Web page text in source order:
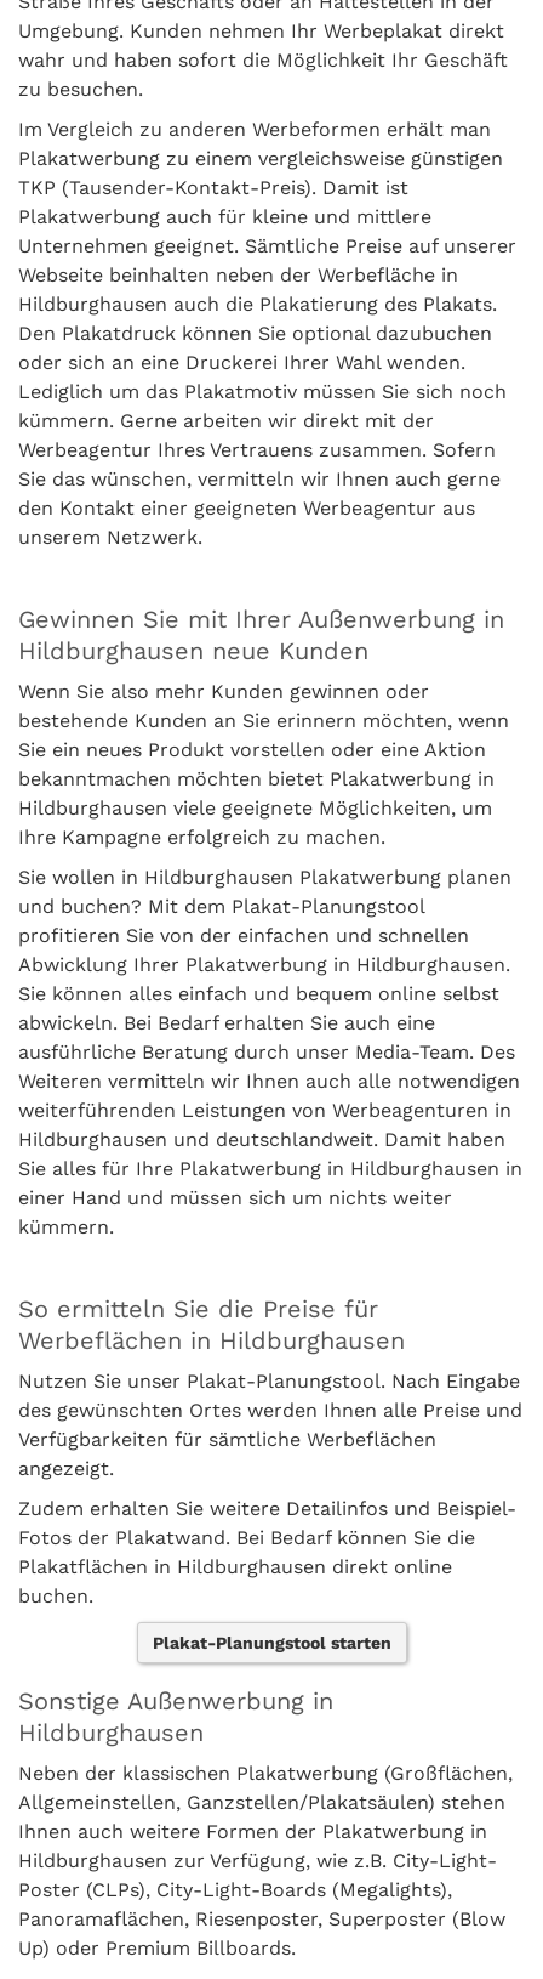
Umgebung. Kunden nehmen Ihr Werbeplakat direkt
wahr und haben sofort die Möglichkeit Ihr Geschäft
zu besuchen.
Im Vergleich zu anderen Werbeformen erhält man
Plakatwerbung zu einem vergleichsweise günstigen
TKP (Tausender-Kontakt-Preis). Damit ist
Plakatwerbung auch für kleine und mittlere
Unternehmen geeignet. Sämtliche Preise auf unserer
Webseite beinhalten neben der Werbefläche in
Hildburghausen auch die Plakatierung des Plakats.
Den Plakatdruck können Sie optional dazubuchen
oder sich an eine Druckerei Ihrer Wahl wenden.
Lediglich um das Plakatmotiv müssen Sie sich noch
kümmern. Gerne arbeiten wir direkt mit der
Werbeagentur Ihres Vertrauens zusammen. Sofern
Sie das wünschen, vermitteln wir Ihnen auch gerne
den Kontakt einer geeigneten Werbeagentur aus
unserem Netzwerk.
Gewinnen Sie mit Ihrer Außenwerbung in
Hildburghausen neue Kunden
Wenn Sie also mehr Kunden gewinnen oder
bestehende Kunden an Sie erinnern möchten, wenn
Sie ein neues Produkt vorstellen oder eine Aktion
bekanntmachen möchten bietet Plakatwerbung in
Hildburghausen viele geeignete Möglichkeiten, um
Ihre Kampagne erfolgreich zu machen.
Sie wollen in Hildburghausen Plakatwerbung planen
und buchen? Mit dem Plakat-Planungstool
profitieren Sie von der einfachen und schnellen
Abwicklung Ihrer Plakatwerbung in Hildburghausen.
Sie können alles einfach und bequem online selbst
abwickeln. Bei Bedarf erhalten Sie auch eine
ausführliche Beratung durch unser Media-Team. Des
Weiteren vermitteln wir Ihnen auch alle notwendigen
weiterführenden Leistungen von Werbeagenturen in
Hildburghausen und deutschlandweit. Damit haben
Sie alles für Ihre Plakatwerbung in Hildburghausen in
einer Hand und müssen sich um nichts weiter
kümmern.
So ermitteln Sie die Preise für
Werbeflächen in Hildburghausen
Nutzen Sie unser Plakat-Planungstool. Nach Eingabe
des gewünschten Ortes werden Ihnen alle Preise und
Verfügbarkeiten für sämtliche Werbeflächen
angezeigt.
Zudem erhalten Sie weitere Detailinfos und Beispiel-
Fotos der Plakatwand. Bei Bedarf können Sie die
Plakatflächen in Hildburghausen direkt online
buchen.
Plakat-Planungstool starten
Sonstige Außenwerbung in
Hildburghausen
Neben der klassischen Plakatwerbung (Großflächen,
Allgemeinstellen, Ganzstellen/Plakatsäulen) stehen
Ihnen auch weitere Formen der Plakatwerbung in
Hildburghausen zur Verfügung, wie z.B. City-Light-
Poster (CLPs), City-Light-Boards (Megalights),
Panoramaflächen, Riesenposter, Superposter (Blow
Up) oder Premium Billboards.